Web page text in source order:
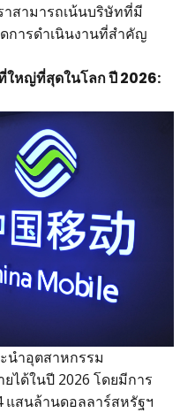
าสามารถเน้นบริษัทที่มี
การดำเนินงานที่สำคัญ
ใหญ่ที่สุดในโลก ปี 2026:
นำอุตสาหกรรม
ได้ในปี 2026 โดยมีการ
สนล้านดอลลาร์สหรัฐฯ